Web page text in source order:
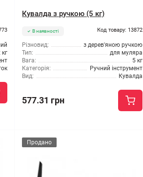
кг
Кувалда з ручкою (5 кг)
В наявності Код товару: 13872
Різновид:
з дерев'яною ручкою
Тип:
для муляра
Вага:
5 кг
Категорія:
Ручний інструмент
Вид:
Кувалда
577.31 грн
Продано